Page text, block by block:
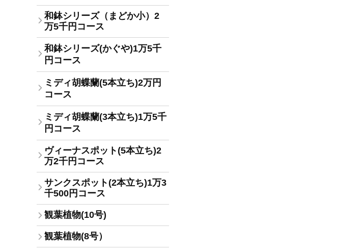
和鉢シリーズ（まどか小）2
万5千円コース
和鉢シリーズ(かぐや)1万5千
円コース
ミディ胡蝶蘭(5本立ち)2万円
コース
ミディ胡蝶蘭(3本立ち)1万5千
円コース
ヴィーナスポット(5本立ち)2
万2千円コース
サンクスポット(2本立ち)1万3
千500円コース
観葉植物(10号)
観葉植物(8号）